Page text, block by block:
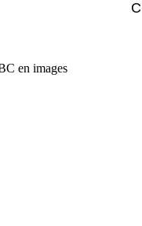
en images